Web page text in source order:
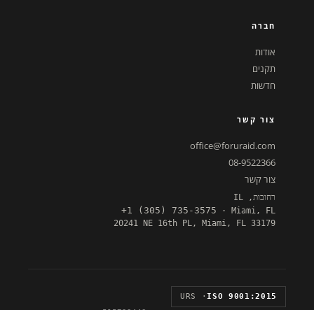
חברה
אודות
תקנים
חדשות
צור קשר
office@foruraid.com
08-9522366
צור קשר
רחובות, IL
+1 (305) 735-3575 · Miami, FL
20241 NE 16th PL, Miami, FL 33179
ISO 9001:2015
· URS